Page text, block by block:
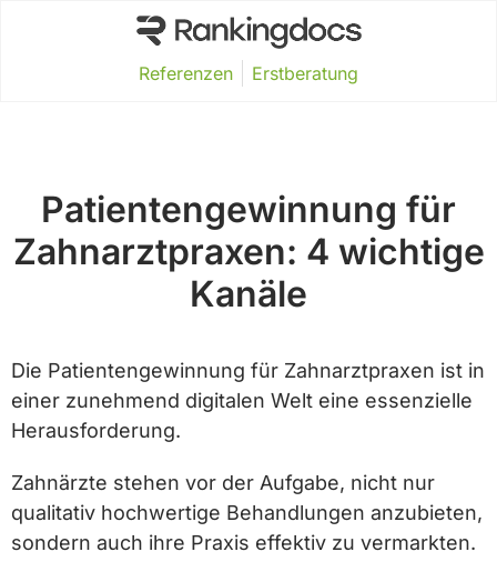
Referenzen Erstberatung
Patientengewinnung für
Zahnarztpraxen: 4 wichtige
Kanäle
Die Patientengewinnung für Zahnarztpraxen ist in
einer zunehmend digitalen Welt eine essenzielle
Herausforderung.
Zahnärzte stehen vor der Aufgabe, nicht nur
qualitativ hochwertige Behandlungen anzubieten,
sondern auch ihre Praxis effektiv zu vermarkten.